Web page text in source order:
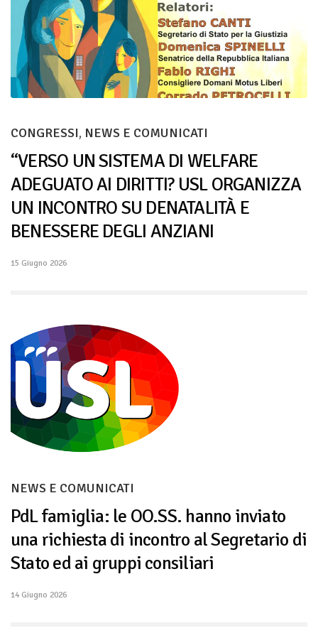
CONGRESSI, NEWS E COMUNICATI
“VERSO UN SISTEMA DI WELFARE
ADEGUATO AI DIRITTI? USL ORGANIZZA
UN INCONTRO SU DENATALITÀ E
BENESSERE DEGLI ANZIANI
15 Giugno 2026
NEWS E COMUNICATI
PdL famiglia: le OO.SS. hanno inviato
una richiesta di incontro al Segretario di
Stato ed ai gruppi consiliari
14 Giugno 2026